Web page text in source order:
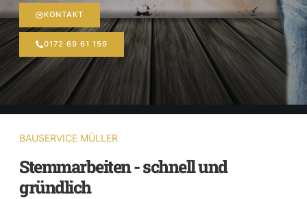
KONTAKT
0172 69 61 159
BAUSERVICE MÜLLER
Stemmarbeiten - schnell und
gründlich